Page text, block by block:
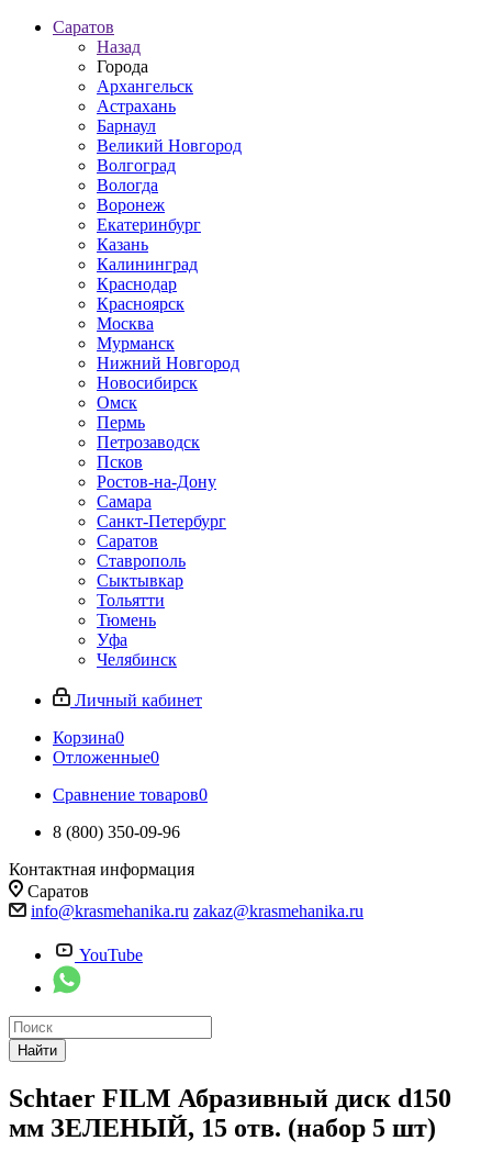
Саратов
Назад
Города
Архангельск
Астрахань
Барнаул
Великий Новгород
Волгоград
Вологда
Воронеж
Екатеринбург
Казань
Калининград
Краснодар
Красноярск
Москва
Мурманск
Нижний Новгород
Новосибирск
Омск
Пермь
Петрозаводск
Псков
Ростов-на-Дону
Самара
Санкт-Петербург
Саратов
Ставрополь
Сыктывкар
Тольятти
Тюмень
Уфа
Челябинск
Личный кабинет
Корзина0
Отложенные0
Сравнение товаров0
8 (800) 350-09-96
Контактная информация
Саратов
info@krasmehanika.ru zakaz@krasmehanika.ru
YouTube
Найти
Schtaer FILM Абразивный диск d150
мм ЗЕЛЕНЫЙ, 15 отв. (набор 5 шт)